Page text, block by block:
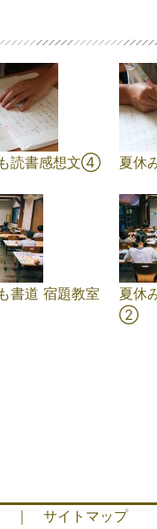
読書感想文④ 夏休
書道 宿題教室
夏休
②
｜ サイトマップ